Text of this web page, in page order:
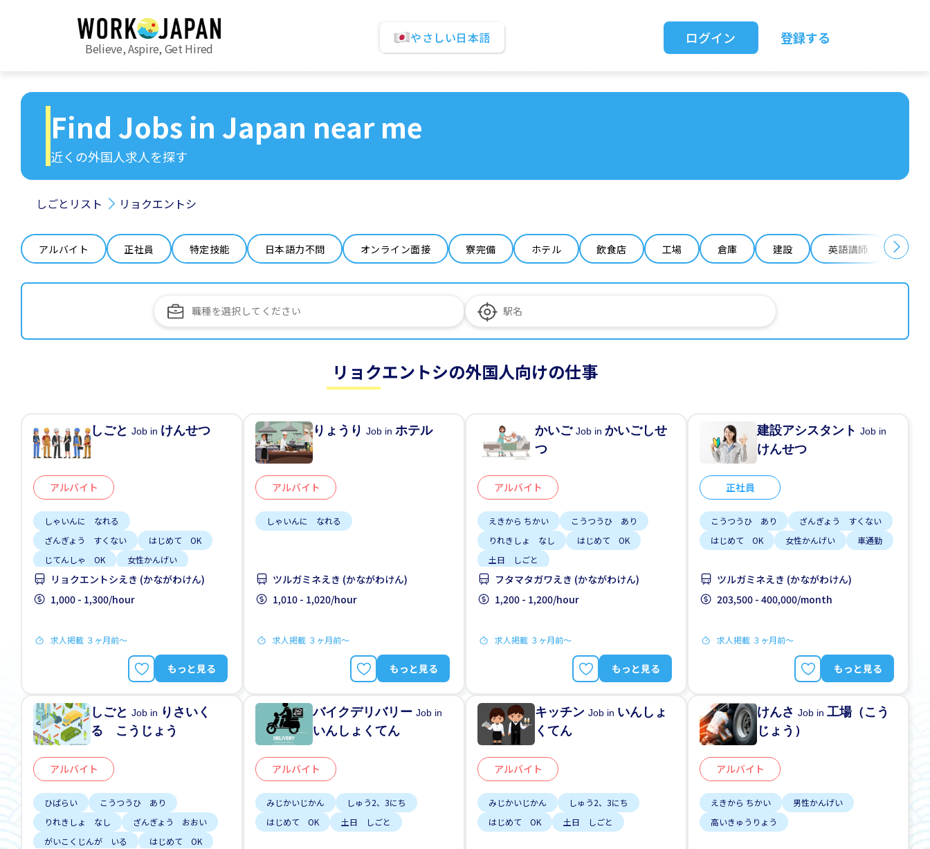
Believe, Aspire, Get Hired
やさしい日本語 ログイン 登録する
Find Jobs in Japan near me
近くの外国人求人を探す
しごとリスト リョクエントシ
アルバイト 正社員 特定技能 日本語力不問 オンライン面接 寮完備 ホテル 飲食店 工場 倉庫 建設 英語講師 IT
リョクエントシの外国人向けの仕事
しごとJob in けんせつ
アルバイト
しゃいんに なれる
ざんぎょう すくない
はじめて OK
じてんしゃ OK
女性かんげい
男性かんげい
車通勤
リョクエントシえき (かながわけん)
1,000 - 1,300/hour
求人掲載 ３ヶ月前〜
もっと見る
りょうりJob inホテル
アルバイト
しゃいんに なれる
ツルガミネえき (かながわけん)
1,010 - 1,020/hour
求人掲載 ３ヶ月前〜
もっと見る
かいごJob inかいごしせ
つ
アルバイト
えきから ちかい
こうつうひ あり
りれきしょ なし
はじめて OK
土日 しごと
フタマタガワえき (かながわけん)
1,200 - 1,200/hour
求人掲載 ３ヶ月前〜
もっと見る
建設アシスタントJob in
けんせつ
正社員
こうつうひ あり
ざんぎょう すくない
はじめて OK
女性かんげい 車通勤
ツルガミネえき (かながわけん)
203,500 - 400,000/month
求人掲載 ３ヶ月前〜
もっと見る
しごとJob in りさいく
る こうじょう
アルバイト
ひばらい
こうつうひ あり
りれきしょ なし
ざんぎょう おおい
がいこくじんが いる
はじめて OK
バイクデリバリーJob in
いんしょくてん
アルバイト
みじかいじかん
しゅう2、3にち
はじめて OK
土日 しごと
キッチンJob in いんしょ
くてん
アルバイト
みじかいじかん
しゅう2、3にち
はじめて OK
土日 しごと
けんさJob in工場（こう
じょう）
アルバイト
えきから ちかい
男性かんげい
高いきゅうりょう